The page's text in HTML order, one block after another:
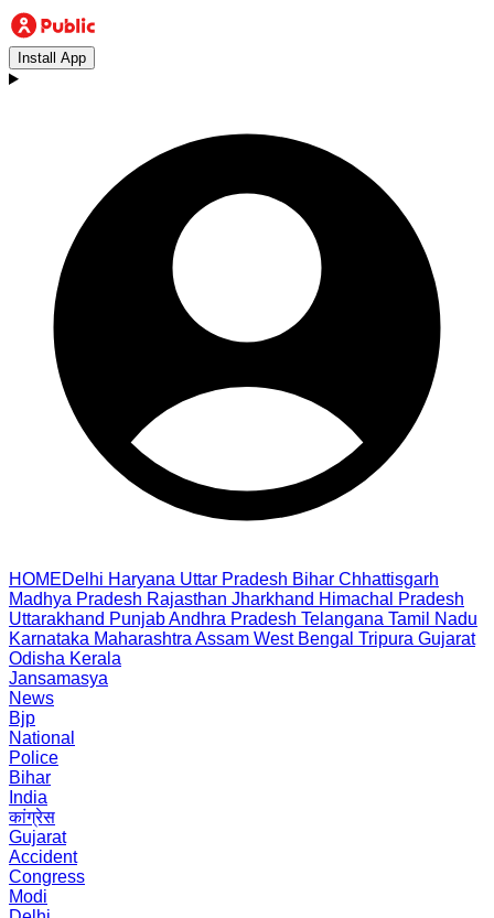
Install App
HOMEDelhi Haryana Uttar Pradesh Bihar Chhattisgarh
Madhya Pradesh Rajasthan Jharkhand Himachal Pradesh
Uttarakhand PunjabAndhra Pradesh Telangana Tamil Nadu
Karnataka Maharashtra Assam West Bengal Tripura Gujarat
Odisha Kerala
Jansamasya
News
Bjp
National
Police
Bihar
India
कांग्रेस
Gujarat
Accident
Congress
Modi